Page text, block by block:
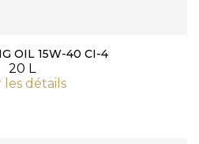
OIL 15W-40 CI-4
20 L
les détails